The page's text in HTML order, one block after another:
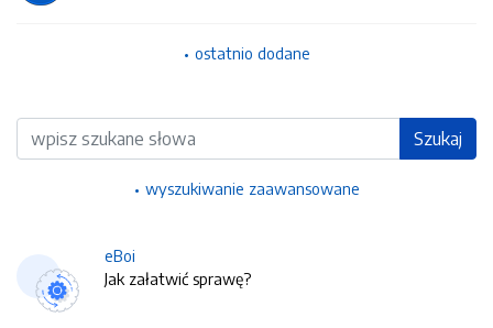
ostatnio dodane
Wyszukiwarka Szukaj
wyszukiwanie zaawansowane
eBoi
Jak załatwić sprawę?